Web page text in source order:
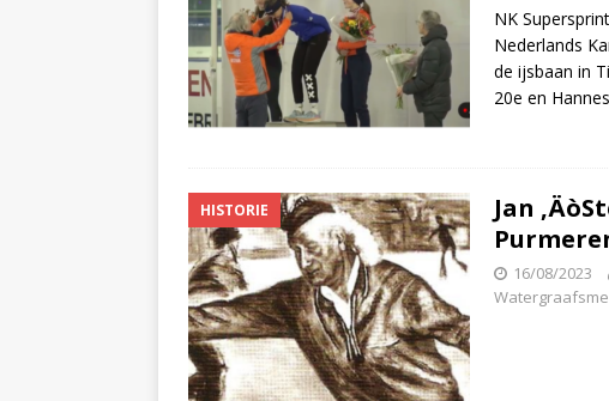
NK
Nederlands
de ijsbaan in
20e en
HISTORIE
Jan
16/08/2023